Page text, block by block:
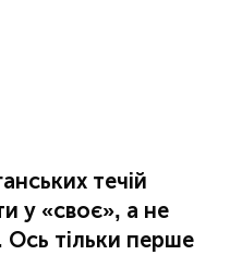
течій
у «своє», а не
тільки перше